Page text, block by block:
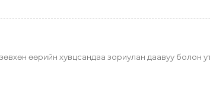
өөрийн хувцсандаа зориулан даавуу болон